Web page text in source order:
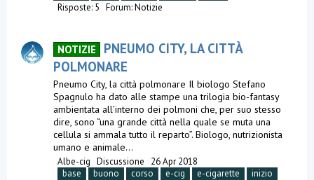
Risposte: 5 Forum:Notizie
NOTIZIE
PNEUMO CITY, LA CITTÀ
POLMONARE
Pneumo City, la città polmonare Il biologo Stefano
Spagnulo ha dato alle stampe una trilogia bio-fantasy
ambientata all’interno dei polmoni che, per suo stesso
dire, sono “una grande città nella quale se muta una
cellula si ammala tutto il reparto”. Biologo, nutrizionista
umano e animale...
Albe-cig Discussione
26 Apr 2018
base
buono corso e-cig e-cigarette
inizio